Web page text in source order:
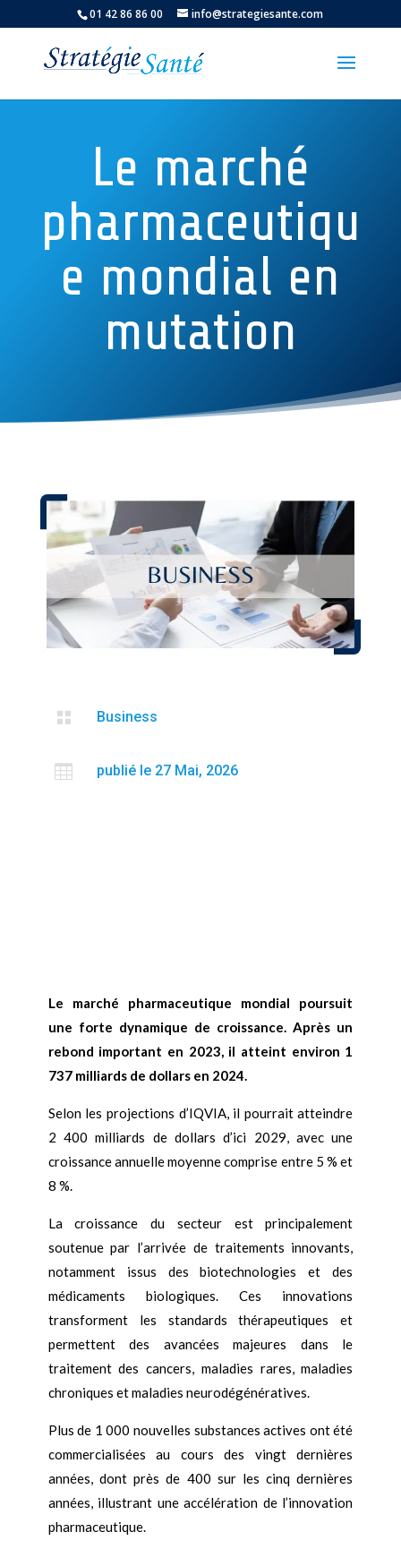
01 42 86 86 00 info@strategiesante.com
Le marché
pharmaceutiqu
e mondial en
mutation
 Business
 publié le 27 Mai, 2026
Le marché pharmaceutique mondial poursuit
une forte dynamique de croissance. Après un
rebond important en 2023, il atteint environ 1
737 milliards de dollars en 2024.
Selon les projections d’IQVIA, il pourrait atteindre
2 400 milliards de dollars d’ici 2029, avec une
croissance annuelle moyenne comprise entre 5 % et
8 %.
La croissance du secteur est principalement
soutenue par l’arrivée de traitements innovants,
notamment issus des biotechnologies et des
médicaments biologiques. Ces innovations
transforment les standards thérapeutiques et
permettent des avancées majeures dans le
traitement des cancers, maladies rares, maladies
chroniques et maladies neurodégénératives.
Plus de 1 000 nouvelles substances actives ont été
commercialisées au cours des vingt dernières
années, dont près de 400 sur les cinq dernières
années, illustrant une accélération de l’innovation
pharmaceutique.